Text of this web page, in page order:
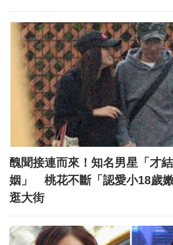
醜聞接連而來！知名男星「才
姻」 桃花不斷「認愛小18歲
逛大街